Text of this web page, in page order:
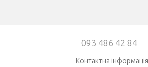
093 486 42 84
Контактна інформація